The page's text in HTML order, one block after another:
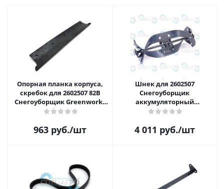
Опорная планка корпуса,
скребок для 2602507 82В
Снегоуборщик Greenworks
R0101068-00
963 руб./шт
Шнек для 2602507
Снегоуборщик
аккумуляторный
Greenworks R0101071-00
4 011 руб./шт